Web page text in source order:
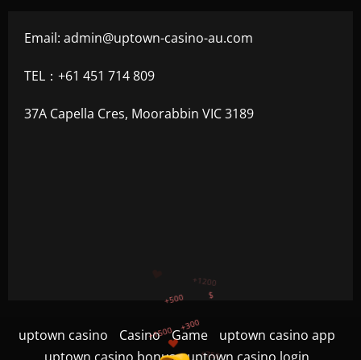
Email: admin@uptown-casino-au.com
TEL：+61 451 714 809
37A Capella Cres, Moorabbin VIC 3189
uptown casino Casino Game
uptown casino app
uptown casino bonus
uptown casino login
+300
+1200
+750